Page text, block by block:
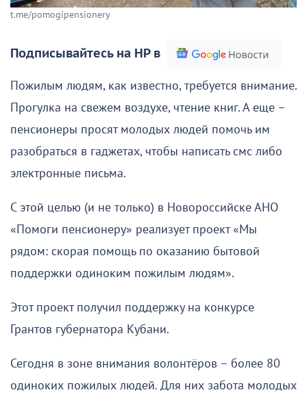
t.me/pomogipensionery
Подписывайтесь на НР в
Пожилым людям, как известно, требуется внимание.
Прогулка на свежем воздухе, чтение книг. А еще –
пенсионеры просят молодых людей помочь им
разобраться в гаджетах, чтобы написать смс либо
электронные письма.
С этой целью (и не только) в Новороссийске АНО
«Помоги пенсионеру» реализует проект «Мы
рядом: скорая помощь по оказанию бытовой
поддержки одиноким пожилым людям».
Этот проект получил поддержку на конкурсе
Грантов губернатора Кубани.
Сегодня в зоне внимания волонтёров – более 80
одиноких пожилых людей. Для них забота молодых